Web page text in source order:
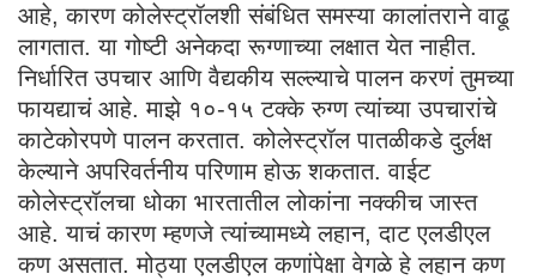
आहे, कारण कोलेस्ट्रॉलशी संबंधित समस्या कालांतराने वाढू
लागतात. या गोष्टी अनेकदा रूग्णाच्या लक्षात येत नाहीत.
निर्धारित उपचार आणि वैद्यकीय सल्ल्याचे पालन करणं तुमच्या
फायद्याचं आहे. माझे १०-१५ टक्के रुग्ण त्यांच्या उपचारांचे
काटेकोरपणे पालन करतात. कोलेस्ट्रॉल पातळीकडे दुर्लक्ष
केल्याने अपरिवर्तनीय परिणाम होऊ शकतात. वाईट
कोलेस्ट्रॉलचा धोका भारतातील लोकांना नक्कीच जास्त
आहे. याचं कारण म्हणजे त्यांच्यामध्ये लहान, दाट एलडीएल
कण असतात. मोठ्या एलडीएल कणांपेक्षा वेगळे हे लहान कण